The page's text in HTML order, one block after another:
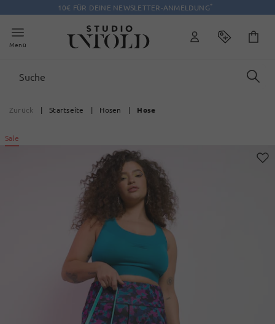
10€ FÜR DEINE NEWSLETTER-ANMELDUNG*
Menü
Zurück | Startseite | Hosen | Hose
Sale